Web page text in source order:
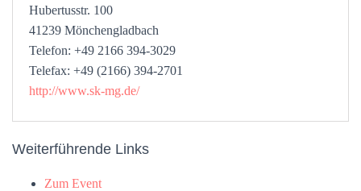
Hubertusstr. 100
41239 Mönchengladbach
Telefon: +49 2166 394-3029
Telefax: +49 (2166) 394-2701
http://www.sk-mg.de/
Weiterführende Links
Zum Event